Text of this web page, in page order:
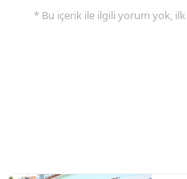
* Bu içerik ile ilgili yorum yok, ilk